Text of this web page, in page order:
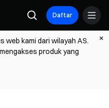
Daftar
web kami dari wilayah AS.
produk yang